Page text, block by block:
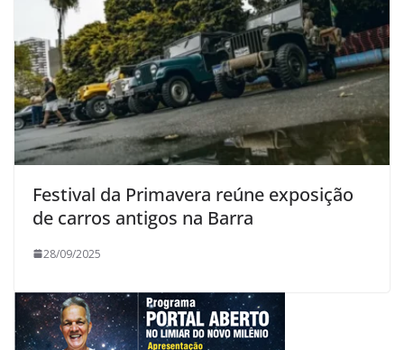
Festival da Primavera reúne exposição
de carros antigos na Barra
28/09/2025